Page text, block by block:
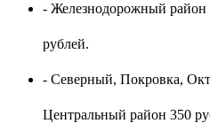
- Железнодорожный
рублей.
- Северный, Покровка,
Центральный район 350